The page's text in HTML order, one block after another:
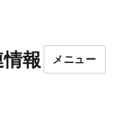
報 メニュー